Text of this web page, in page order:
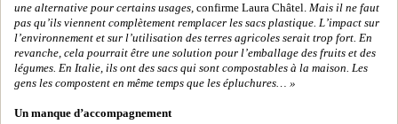
une alternative pour certains usages, confirme Laura Châtel. Mais il ne faut
pas qu’ils viennent complètement remplacer les sacs plastique. L’impact sur
l’environnement et sur l’utilisation des terres agricoles serait trop fort. En
revanche, cela pourrait être une solution pour l’emballage des fruits et des
légumes. En Italie, ils ont des sacs qui sont compostables à la maison. Les
gens les compostent en même temps que les épluchures… »
Un manque d’accompagnement